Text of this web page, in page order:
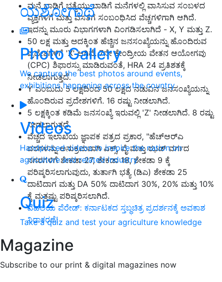
ಯಶೋಗಾಥೆ
Photo Gallery
We capture the best photos around events,
exhibitions happening across the country
Videos
Handpicked videos to inspire the nation on
agriculture and related industry
Quiz
Take a quiz and test your agriculture knowledge
Magazine
Subscribe to our print & digital magazines now
ಮನೆ ಬಾಡಿಗೆ ಭತ್ಯೆಯು ಬಾಡಿಗೆ ಮನೆಗಳಲ್ಲಿ ವಾಸಿಸುವ ಸಂಬಳದ
ವ್ಯಕ್ತಿಗಳಿಗೆ ಮತ್ತು ವಸತಿಗೆ ಸಂಬಂಧಿಸಿದ ವೆಚ್ಚಗಳಿಗಾಗಿ ಆಗಿದೆ.
ಇದನ್ನು ಮೂರು ವಿಭಾಗಗಳಾಗಿ ವಿಂಗಡಿಸಲಾಗಿದೆ - X, Y ಮತ್ತು Z.
50 ಲಕ್ಷ ಮತ್ತು ಅದಕ್ಕಿಂತ ಹೆಚ್ಚಿನ ಜನಸಂಖ್ಯೆಯನ್ನು ಹೊಂದಿರುವ
ಪ್ರದೇಶಗಳಿಗೆ 'X'ಆಗಿದೆ. 7ನೇ ಕೇಂದ್ರೀಯ ವೇತನ ಆಯೋಗವು
(CPC) ಶಿಫಾರಸ್ಸು ಮಾಡಿರುವಂತೆ, HRA 24 ಪ್ರತಿಶತಕ್ಕೆ
ನೀಡಲಾಗುತ್ತದೆ.
Yಎಂಬುದು5ಲಕ್ಷದಿಂದ50ಲಕ್ಷದ ನಡುವಿನ ಜನಸಂಖ್ಯೆಯನ್ನು
ಹೊಂದಿರುವ ಪ್ರದೇಶಗಳಿಗೆ. 16 ರಷ್ಟು ನೀಡಲಾಗಿದೆ.
5 ಲಕ್ಷಕ್ಕಿಂತ ಕಡಿಮೆ ಜನಸಂಖ್ಯೆ ಇರುವಲ್ಲಿ 'Z' ನೀಡಲಾಗಿದೆ. 8 ರಷ್ಟು
ನೀಡಲಾಗುತ್ತದೆ.
ವೆಚ್ಚದ ಇಲಾಖೆಯ ಜ್ಞಾಪಕ ಪತ್ರದ ಪ್ರಕಾರ, "ಹೆಚ್ಆರ್ಎ
ದರಗಳನ್ನು ಅನುಕ್ರಮವಾಗಿ ಎಕ್ಸ್,ವೈ ಮತ್ತು ಝಡ್ ವರ್ಗದ
ನಗರಗಳಿಗೆ ಶೇಕಡಾ27,ಶೇಕಡಾ18,ಶೇಕಡಾ 9 ಕ್ಕೆ
ಪರಿಷ್ಕರಿಸಲಾಗುವುದು, ತುರ್ತಾಗಿ ಭತ್ಯೆ(ಡಿಎ) ಶೇಕಡಾ 25
ದಾಟಿದಾಗ ಮತ್ತು DA 50% ದಾಟಿದಾಗ 30%, 20% ಮತ್ತು 10%
ಕ್ಕೆ ಮತ್ತಷ್ಟು ಪರಿಷ್ಕರಿಸಲಾಗಿದೆ.
ದೆಹಲಿಯ ಪೆರೇಡ್‌: ಕರ್ನಾಟಕದ ಸ್ತಬ್ಧಚಿತ್ರ ಪ್ರದರ್ಶನಕ್ಕೆ ಅವಕಾಶ
ನಿರಾಕರಣೆ!